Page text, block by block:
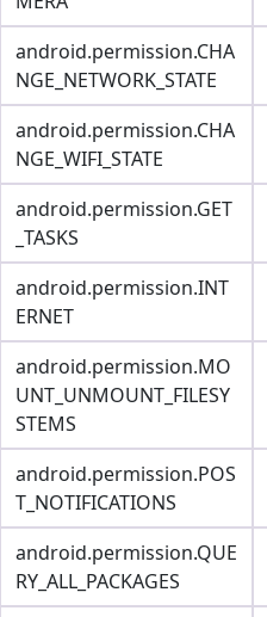
android.permission.CHA
NGE_NETWORK_STATE
android.permission.CHA
NGE_WIFI_STATE
android.permission.GET
_TASKS
android.permission.INT
ERNET
android.permission.MO
UNT_UNMOUNT_FILESY
STEMS
android.permission.POS
T_NOTIFICATIONS
android.permission.QUE
RY_ALL_PACKAGES